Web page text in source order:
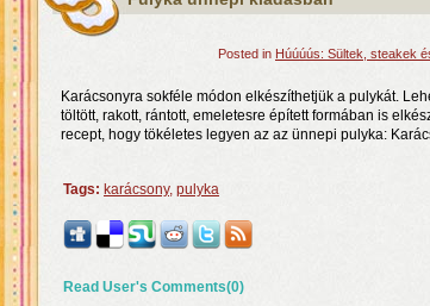
Posted in Húúúús: Sültek, steakek
Karácsonyra sokféle módon elkészíthetjük a pulykát.
töltött, rakott, rántott, emeletesre épített formában is
recept, hogy tökéletes legyen az az ünnepi pulyka:
Tags: karácsony, pulyka
Read User's Comments(0)